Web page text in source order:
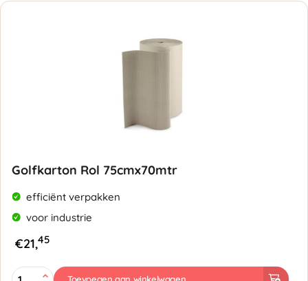
Golfkarton Rol 75cmx70mtr
efficiënt verpakken
voor industrie
€21,45
Golfkarton